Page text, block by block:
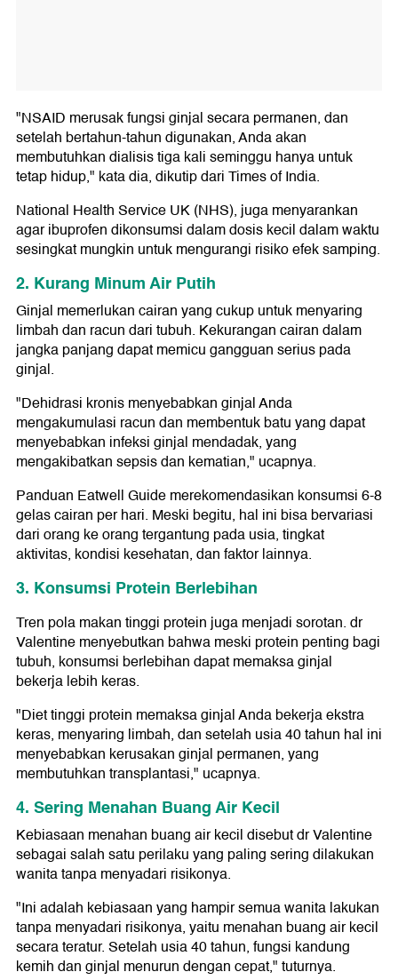
"NSAID merusak fungsi ginjal secara permanen, dan
setelah bertahun-tahun digunakan, Anda akan
membutuhkan dialisis tiga kali seminggu hanya untuk
tetap hidup," kata dia, dikutip dari Times of India.
National Health Service UK (NHS), juga menyarankan
agar ibuprofen dikonsumsi dalam dosis kecil dalam waktu
sesingkat mungkin untuk mengurangi risiko efek samping.
2. Kurang Minum Air Putih
Ginjal memerlukan cairan yang cukup untuk menyaring
limbah dan racun dari tubuh. Kekurangan cairan dalam
jangka panjang dapat memicu gangguan serius pada
ginjal.
"Dehidrasi kronis menyebabkan ginjal Anda
mengakumulasi racun dan membentuk batu yang dapat
menyebabkan infeksi ginjal mendadak, yang
mengakibatkan sepsis dan kematian," ucapnya.
Panduan Eatwell Guide merekomendasikan konsumsi 6-8
gelas cairan per hari. Meski begitu, hal ini bisa bervariasi
dari orang ke orang tergantung pada usia, tingkat
aktivitas, kondisi kesehatan, dan faktor lainnya.
3. Konsumsi Protein Berlebihan
Tren pola makan tinggi protein juga menjadi sorotan. dr
Valentine menyebutkan bahwa meski protein penting bagi
tubuh, konsumsi berlebihan dapat memaksa ginjal
bekerja lebih keras.
"Diet tinggi protein memaksa ginjal Anda bekerja ekstra
keras, menyaring limbah, dan setelah usia 40 tahun hal ini
menyebabkan kerusakan ginjal permanen, yang
membutuhkan transplantasi," ucapnya.
4. Sering Menahan Buang Air Kecil
Kebiasaan menahan buang air kecil disebut dr Valentine
sebagai salah satu perilaku yang paling sering dilakukan
wanita tanpa menyadari risikonya.
"Ini adalah kebiasaan yang hampir semua wanita lakukan
tanpa menyadari risikonya, yaitu menahan buang air kecil
secara teratur. Setelah usia 40 tahun, fungsi kandung
kemih dan ginjal menurun dengan cepat," tuturnya.